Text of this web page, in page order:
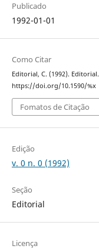
Publicado
1992-01-01
Como Citar
Editorial, C. (1992). Editorial.
https://doi.org/10.1590/%x
Fomatos de Citação
Edição
v. 0 n. 0 (1992)
Seção
Editorial
Licença